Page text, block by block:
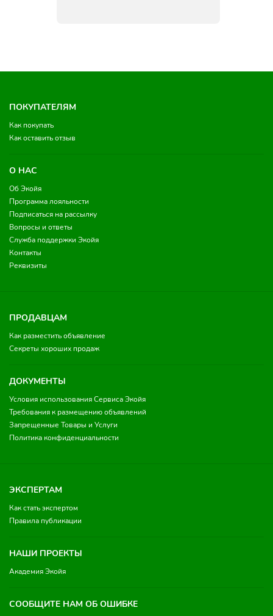
ПОКУПАТЕЛЯМ
Как покупать
Как оставить отзыв
О НАС
Об Экойя
Программа лояльности
Подписаться на рассылку
Вопросы и ответы
Служба поддержки Экойя
Контакты
Реквизиты
ПРОДАВЦАМ
Как разместить объявление
Секреты хороших продаж
ДОКУМЕНТЫ
Условия использования Сервиса Экойя
Требования к размещению объявлений
Запрещенные Товары и Услуги
Политика конфиденциальности
ЭКСПЕРТАМ
Как стать экспертом
Правила публикации
НАШИ ПРОЕКТЫ
Академия Экойя
СООБЩИТЕ НАМ ОБ ОШИБКЕ